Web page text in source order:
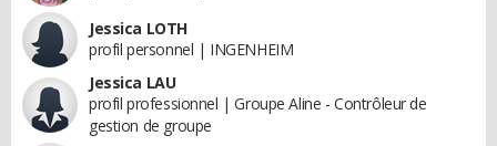
Jessica LOTH
profil personnel | INGENHEIM
Jessica LAU
profil professionnel | Groupe Aline - Contrôleur de
gestion de groupe